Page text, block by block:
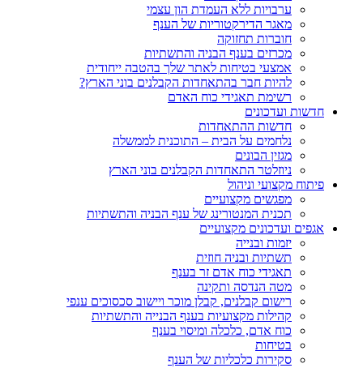
ערבויות ללא העמדת הון עצמי
מאגר הדירקטוריות של הענף
חוברות תחזוקה
מכרזים בענף הבניה והתשתיות
אמצעי בטיחות לאתר שלך בהטבה ייחודית
להיות חבר בהתאחדות הקבלנים בוני הארץ?
רשימת תאגידי כוח האדם
חדשות ועדכונים
חדשות ההתאחדות
נלחמים על הבית – התוכנית לממשלה
מגזין הבונים
ניוזלטר התאחדות הקבלנים בוני הארץ
פיתוח מקצועי וניהול
מפגשים מקצועיים
תכנית המנטורינג של ענף הבניה והתשתיות
אגפים ועדכונים מקצועיים
יזמות ובנייה
תשתיות ובניה חוזית
תאגידי כוח אדם זר בענף
מטה הנדסה ותקינה
רישום קבלנים, קבלן מוכר ויישוב סכסוכים ענפי
קהילות מקצועיות בענף הבנייה והתשתיות
כוח אדם, כלכלה ומיסוי בענף
בטיחות
סקירות כלכליות של הענף